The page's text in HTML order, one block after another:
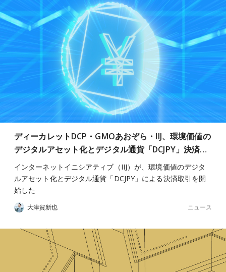
ディーカレットDCP・GMOあおぞら・IIJ、環境価値の
デジタルアセット化とデジタル通貨「DCJPY」決済…
インターネットイニシアティブ（IIJ）が、環境価値のデジタ
ルアセット化とデジタル通貨「DCJPY」による決済取引を開
始した
大津賀新也 ニュース